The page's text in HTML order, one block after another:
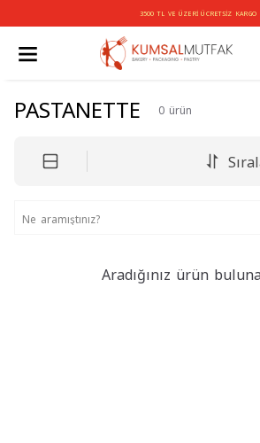
3500 TL VE ÜZERİ ÜCRETSİZ KARGO
PASTANETTE 0 ürün
Aradığınız ürün